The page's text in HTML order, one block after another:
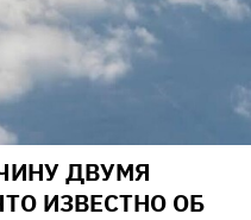
ДВУМЯ
ИЗВЕСТНО ОБ